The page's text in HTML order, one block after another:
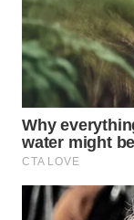
WN
LIKUPANG
WN
LABUANBAJO
WN